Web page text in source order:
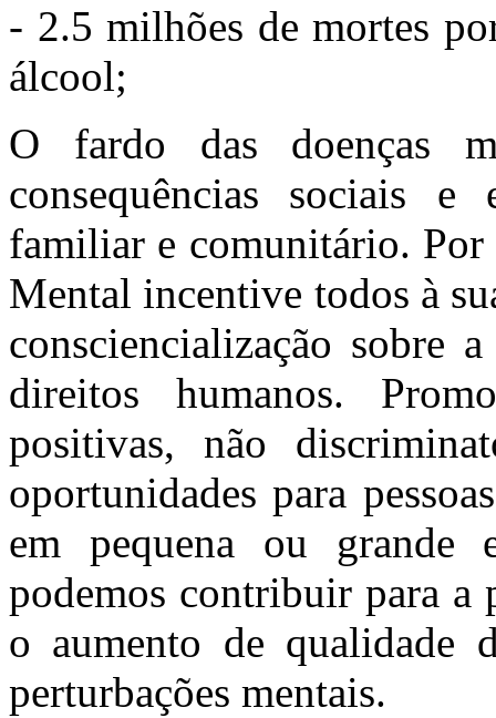
- 2.5 milhões de mortes
álcool;
O fardo das doenças
consequências sociais
familiar e comunitário. Por
Mental incentive todos à
consciencialização sobre
direitos humanos.
positivas, não
oportunidades para
em pequena ou grande
podemos contribuir para a
o aumento de qualidade
perturbações mentais.